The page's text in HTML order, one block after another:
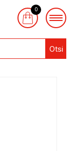
Otsi
0